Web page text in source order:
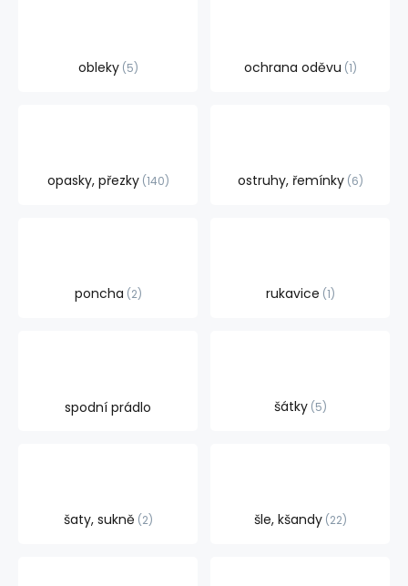
obleky 5 ochrana oděvu 1
opasky, přezky 140 ostruhy, řemínky 6
poncha 2 rukavice 1
spodní prádlo šátky 5
šaty, sukně 2 šle, kšandy 22